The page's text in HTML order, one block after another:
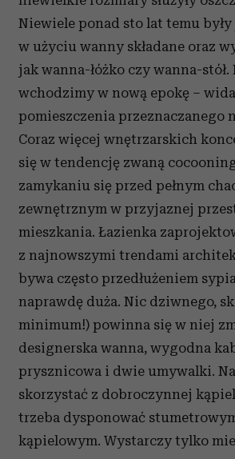
Niewiele ponad sto lat temu były
w użyciu wanny składane oraz
jak wanna-łóżko czy wanna-stół.
wchodzimy w nową epokę –
pomieszczenia przeznaczanego
Coraz więcej wnętrzarskich
się w tendencję zwaną
zamykaniu się przed pełnym
zewnętrznym w przyjaznej
mieszkania. Łazienka
z najnowszymi trendami
bywa często przedłużeniem
naprawdę duża. Nic dziwnego,
minimum!) powinna się w niej
designerska wanna, wygodna
prysznicowa i dwie umywalki.
skorzystać z dobroczynnej
trzeba dysponować
kąpielowym. Wystarczy tylko